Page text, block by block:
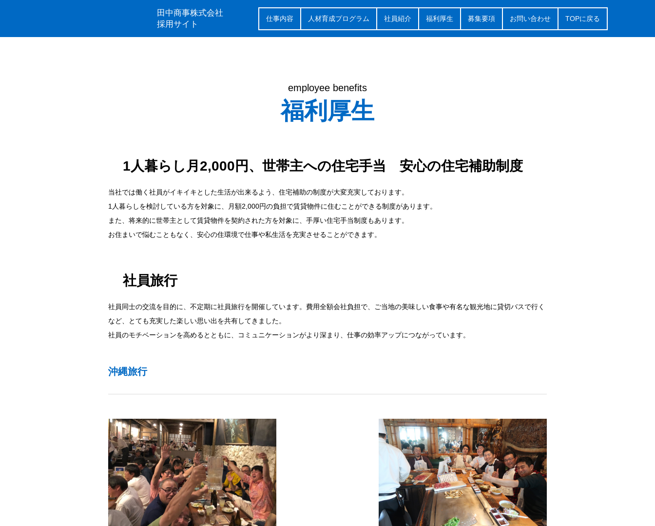
田中商事株式会社
採用サイト
仕事内容 人材育成プログラム 社員紹介 福利厚生 募集要項 お問い合わせ TOPに戻る
employee benefits
福利厚生
1人暮らし月2,000円、世帯主への住宅手当 安心の住宅補助制度
当社では働く社員がイキイキとした生活が出来るよう、住宅補助の制度が大変充実しております。
1人暮らしを検討している方を対象に、月額2,000円の負担で賃貸物件に住むことができる制度があります。
また、将来的に世帯主として賃貸物件を契約された方を対象に、手厚い住宅手当制度もあります。
お住まいで悩むこともなく、安心の住環境で仕事や私生活を充実させることができます。
社員旅行
社員同士の交流を目的に、不定期に社員旅行を開催しています。費用全額会社負担で、ご当地の美味しい食事や有名な観光地に貸切バスで行く
など、とても充実した楽しい思い出を共有してきました。
社員のモチベーションを高めるとともに、コミュニケーションがより深まり、仕事の効率アップにつながっています。
沖縄旅行